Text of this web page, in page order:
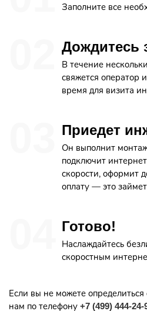
Заполните все
Дождитесь
В течение
свяжется оператор
время для визита
Приедет
Он выполнит
подключит
скорости, оформит
оплату — это
Готово!
Наслаждайтесь
скоростным
Если вы не можете
нам по телефону +7 (499) 444-24-